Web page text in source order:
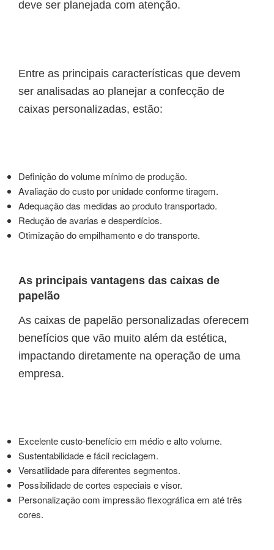
deve ser planejada com atenção.
Entre as principais características que devem
ser analisadas ao planejar a confecção de
caixas personalizadas, estão:
Definição do volume mínimo de produção.
Avaliação do custo por unidade conforme tiragem.
Adequação das medidas ao produto transportado.
Redução de avarias e desperdícios.
Otimização do empilhamento e do transporte.
As principais vantagens das caixas de
papelão
As caixas de papelão personalizadas oferecem
benefícios que vão muito além da estética,
impactando diretamente na operação de uma
empresa.
Excelente custo-benefício em médio e alto volume.
Sustentabilidade e fácil reciclagem.
Versatilidade para diferentes segmentos.
Possibilidade de cortes especiais e visor.
Personalização com impressão flexográfica em até três
cores.